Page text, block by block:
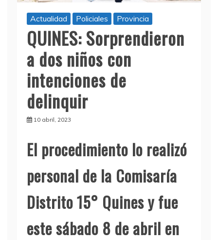
Actualidad Policiales Provincia
QUINES: Sorprendieron
a dos niños con
intenciones de
delinquir
10 abril, 2023
El procedimiento lo realizó
personal de la Comisaría
Distrito 15° Quines y fue
este sábado 8 de abril en